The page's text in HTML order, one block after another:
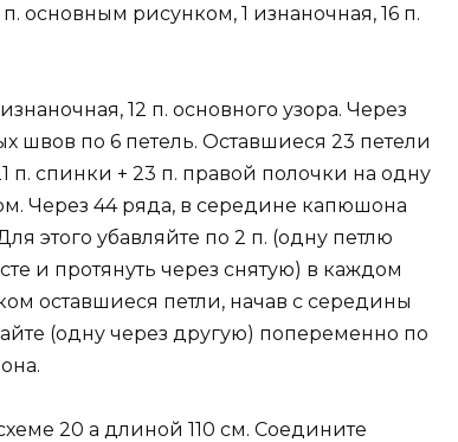
основным рисунком, 1 изнаночная, 16 п.
12 п. основного узора. Через
швов по 6 петель. Оставшиеся 23 петели
п. спинки + 23 п. правой полочки на одну
Через 44 ряда, в середине капюшона
этого убавляйте по 2 п. (одну петлю
и протянуть через снятую) в каждом
оставшиеся петли, начав с середины
(одну через другую) попеременно по
20 а длиной 110 см. Соедините